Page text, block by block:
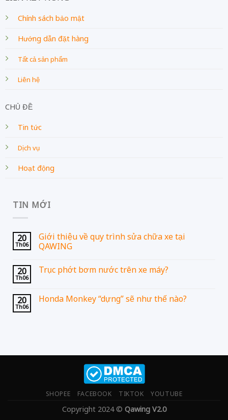
Chính sách bảo mật
Hướng dẫn đặt hàng
Tất cả sản phẩm
Liên hệ
CHỦ ĐỀ
Tin tức
Dịch vụ
Hoạt động
TIN MỚI
20
Th06
Giới thiệu về quy trình sửa chữa xe tại
QAWING
20
Th06
Trục phớt bơm nước trên xe máy?
20
Th06
Honda Monkey “dựng” sẽ như thế nào?
SHOPEE FACEBOOK TIKTOK YOUTUBE
Copyright 2024 © Qawing V2.0